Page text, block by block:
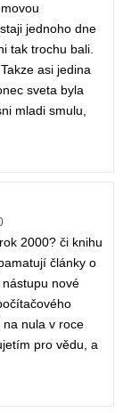
jednoho dne
tak trochu bali.
asi jedina
sveta byla
mladi smulu,
2000? či knihu
články o
nové
nula v roce
pro vědu, a